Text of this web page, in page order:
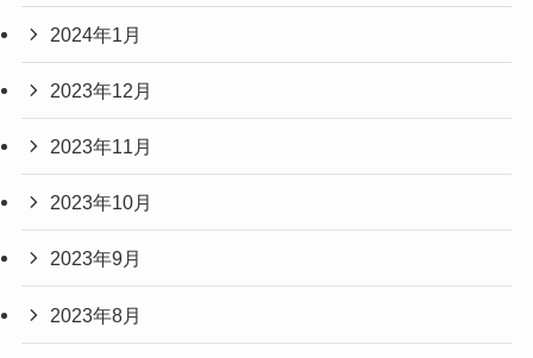
2024年1月
2023年12月
2023年11月
2023年10月
2023年9月
2023年8月